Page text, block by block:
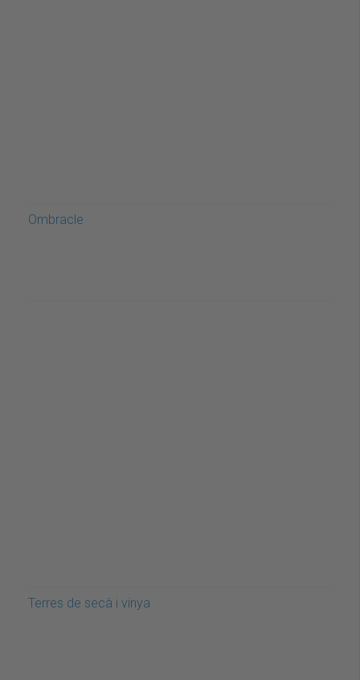
Ombracle
Terres de secà i vinya